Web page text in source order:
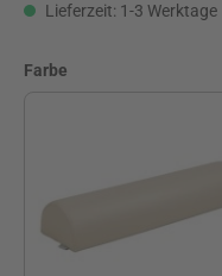
Lieferzeit: 1-3 Werktage
Farbe